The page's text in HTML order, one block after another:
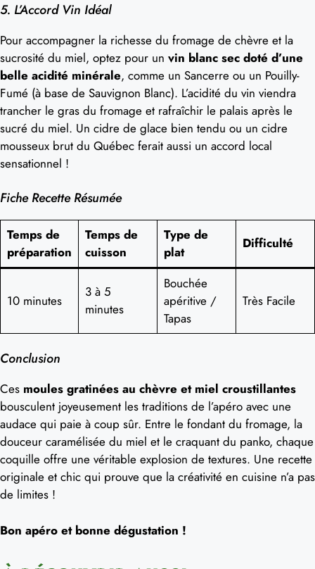
5. L’Accord Vin Idéal
Pour accompagner la richesse du fromage de chèvre et la
sucrosité du miel, optez pour un vin blanc sec doté d’une
belle acidité minérale, comme un Sancerre ou un Pouilly-
Fumé (à base de Sauvignon Blanc). L’acidité du vin viendra
trancher le gras du fromage et rafraîchir le palais après le
sucré du miel. Un cidre de glace bien tendu ou un cidre
mousseux brut du Québec ferait aussi un accord local
sensationnel !
Fiche Recette Résumée
Temps de
préparation
Temps de
cuisson
Type de
plat
Difficulté
10 minutes
3 à 5
minutes
Bouchée
apéritive /
Tapas
Très Facile
Conclusion
Ces moules gratinées au chèvre et miel croustillantes
bousculent joyeusement les traditions de l’apéro avec une
audace qui paie à coup sûr. Entre le fondant du fromage, la
douceur caramélisée du miel et le craquant du panko, chaque
coquille offre une véritable explosion de textures. Une recette
originale et chic qui prouve que la créativité en cuisine n’a pas
de limites !
Bon apéro et bonne dégustation !